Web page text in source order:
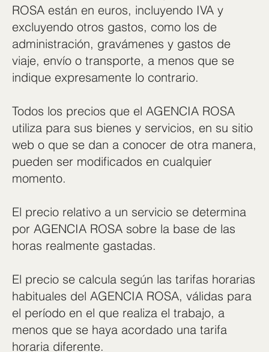
ROSA están en euros, incluyendo IVA y
excluyendo otros gastos, como los de
administración, gravámenes y gastos de
viaje, envío o transporte, a menos que se
indique expresamente lo contrario.
Todos los precios que el AGENCIA ROSA
utiliza para sus bienes y servicios, en su sitio
web o que se dan a conocer de otra manera,
pueden ser modificados en cualquier
momento.
El precio relativo a un servicio se determina
por AGENCIA ROSA sobre la base de las
horas realmente gastadas.
El precio se calcula según las tarifas horarias
habituales del AGENCIA ROSA, válidas para
el período en el que realiza el trabajo, a
menos que se haya acordado una tarifa
horaria diferente.